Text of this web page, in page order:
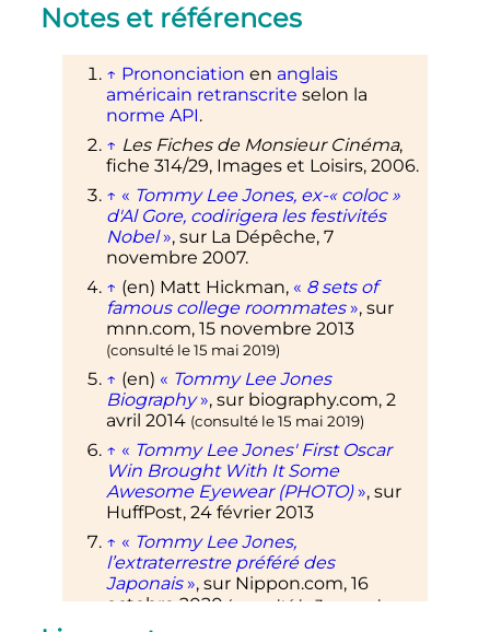
Notes et références
↑ Prononciation en anglais
américain retranscrite selon la
norme API.
↑ Les Fiches de Monsieur Cinéma,
fiche 314/29, Images et Loisirs, 2006.
↑ « Tommy Lee Jones, ex-« coloc »
d'Al Gore, codirigera les festivités
Nobel », sur La Dépêche, 7
novembre 2007.
↑ (en) Matt Hickman, « 8 sets of
famous college roommates », sur
mnn.com, 15 novembre 2013
(consulté le15 mai 2019)
↑ (en) « Tommy Lee Jones
Biography », sur biography.com, 2
avril 2014 (consulté le15 mai 2019)
↑ « Tommy Lee Jones' First Oscar
Win Brought With It Some
Awesome Eyewear (PHOTO) », sur
HuffPost, 24 février 2013
↑ « Tommy Lee Jones,
l’extraterrestre préféré des
Japonais », sur Nippon.com, 16
octobre 2020 (consulté le3 novembre
.